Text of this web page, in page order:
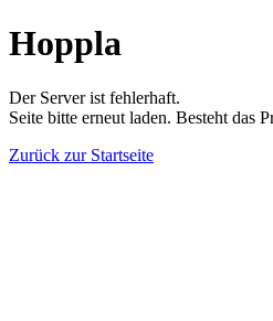
Hoppla
Der Server ist fehlerhaft.
Seite bitte erneut laden. Besteht das
Zurück zur Startseite